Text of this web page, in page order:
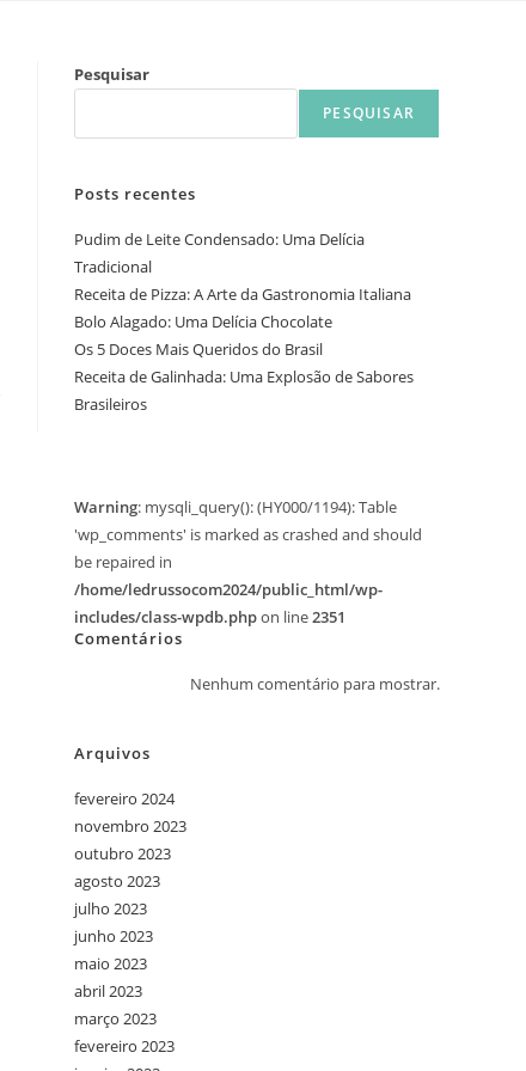
Pesquisar
PESQUISAR
Posts recentes
Pudim de Leite Condensado: Uma Delícia
Tradicional
Receita de Pizza: A Arte da Gastronomia Italiana
Bolo Alagado: Uma Delícia Chocolate
Os 5 Doces Mais Queridos do Brasil
Receita de Galinhada: Uma Explosão de Sabores
Brasileiros
Warning: mysqli_query(): (HY000/1194): Table
'wp_comments' is marked as crashed and should
be repaired in
/home/ledrussocom2024/public_html/wp-
includes/class-wpdb.phpon line2351
Comentários
Nenhum comentário para mostrar.
Arquivos
fevereiro 2024
novembro 2023
outubro 2023
agosto 2023
julho 2023
junho 2023
maio 2023
abril 2023
março 2023
fevereiro 2023